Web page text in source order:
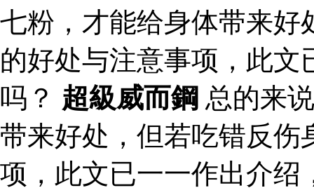
七粉，才能给身体带来好
的好处与注意事项，此
吗？ 超級威而鋼 总的来
带来好处，但若吃错反伤
项，此文已一一作出介